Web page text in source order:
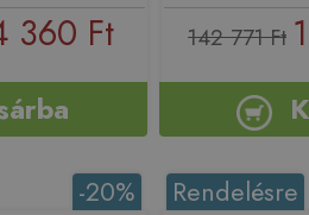
360 Ft 142 771 Ft
-20% Rendelésre